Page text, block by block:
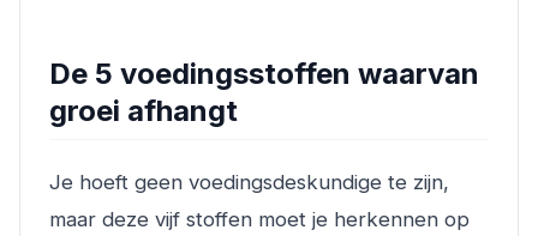
De 5 voedingsstoffen waarvan
groei afhangt
Je hoeft geen voedingsdeskundige te zijn,
maar deze vijf stoffen moet je herkennen op